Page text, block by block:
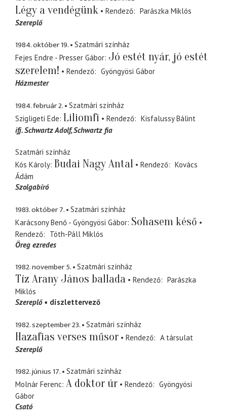
Légy a vendégünk Rendező
Parászka Miklós
Szereplő
1984. október 19.
Szatmári színház
Fejes Endre - Presser Gábor Jó estét nyár, jó estét
szerelem!
Rendező
Gyöngyösi Gábor
Házmester
1984. február 2.
Szatmári színház
Szigligeti Ede Liliomfi Rendező
Kisfalussy Bálint
ifj. Schwartz Adolf Schwartz fia
Szatmári színház
Kós Károly Budai Nagy Antal Rendező
Kovács
Ádám
Szolgabíró
1983. október 7.
Szatmári színház
Karácsony Benő - Gyöngyösi Gábor Sohasem késő
Rendező
Tóth-Páll Miklós
Öreg ezredes
1982. november 5. Szatmári színház
Tíz Arany János ballada Rendező
Parászka
Miklós
Szereplő
díszlettervező
1982. szeptember 23. Szatmári színház
Hazafias verses műsor Rendező
A társulat
Szereplő
1982. június 17.
Szatmári színház
Molnár Ferenc A doktor úr Rendező
Gyöngyösi
Gábor
Csató